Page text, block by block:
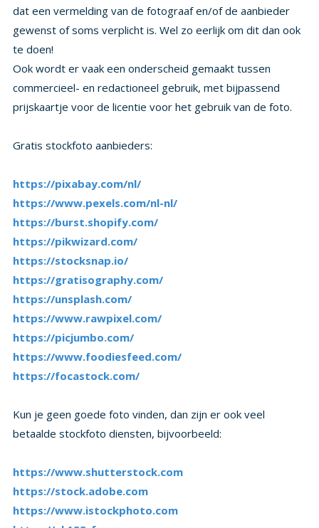
te doen!
Ook wordt er vaak een onderscheid gemaakt tussen
commercieel- en redactioneel gebruik, met bijpassend
prijskaartje voor de licentie voor het gebruik van de foto.
Gratis stockfoto aanbieders:
https://pixabay.com/nl/
https://www.pexels.com/nl-nl/
https://burst.shopify.com/
https://pikwizard.com/
https://stocksnap.io/
https://gratisography.com/
https://unsplash.com/
https://www.rawpixel.com/
https://picjumbo.com/
https://www.foodiesfeed.com/
https://focastock.com/
Kun je geen goede foto vinden, dan zijn er ook veel
betaalde stockfoto diensten, bijvoorbeeld:
https://www.shutterstock.com
https://stock.adobe.com
https://www.istockphoto.com